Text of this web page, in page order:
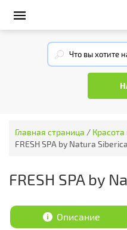
Главная страница / Красота
FRESH SPA by Natura Siberica
FRESH SPA by
Описание